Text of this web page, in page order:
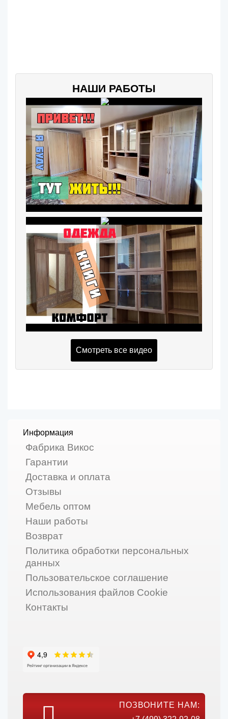
НАШИ РАБОТЫ
Смотреть все видео
Информация
Фабрика Викос
Гарантии
Доставка и оплата
Отзывы
Мебель оптом
Наши работы
Возврат
Политика обработки персональных
данных
Пользовательское соглашение
Использования файлов Cookie
Контакты
ПОЗВОНИТЕ НАМ: